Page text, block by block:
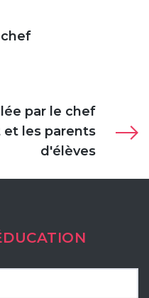
chef
par le chef
les parents
d'élèves